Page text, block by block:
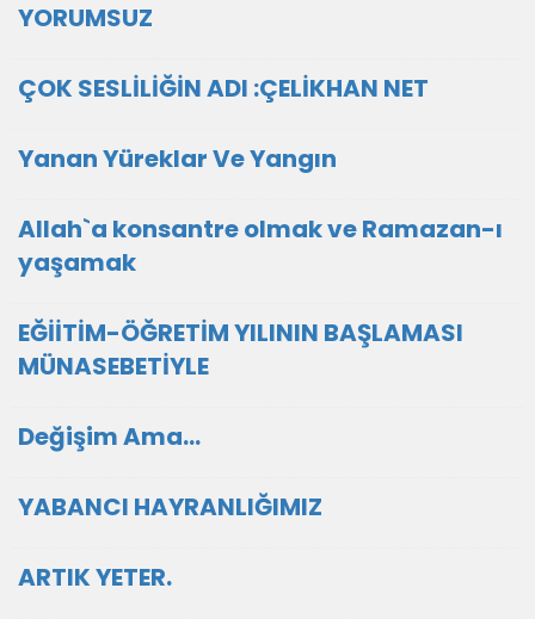
YORUMSUZ
ÇOK SESLİLİĞİN ADI :ÇELİKHAN NET
Yanan Yüreklar Ve Yangın
Allah`a konsantre olmak ve Ramazan-ı
yaşamak
EĞİİTİM-ÖĞRETİM YILININ BAŞLAMASI
MÜNASEBETİYLE
Değişim Ama...
YABANCI HAYRANLIĞIMIZ
ARTIK YETER.